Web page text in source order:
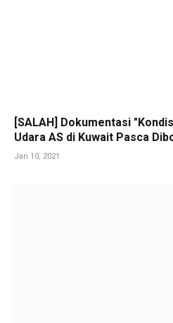
[SALAH] Dokumentasi
Udara AS di Kuwait Pasca
Jan 10, 2021